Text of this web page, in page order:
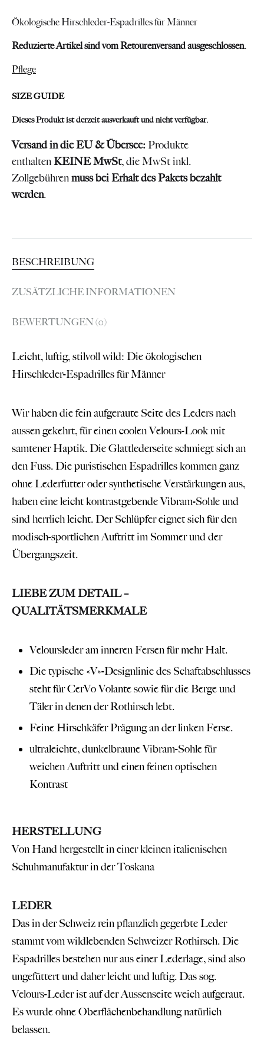
Ökologische Hirschleder-Espadrilles für Männer
Reduzierte Artikel sind vom Retourenversand ausgeschlossen.
Pflege
SIZE GUIDE
Dieses Produkt ist derzeit ausverkauft und nicht verfügbar.
Versand in die EU & Übersee: Produkte
enthaltenKEINE MwSt, die MwSt inkl.
Zollgebührenmuss bei Erhalt des Pakets bezahlt
werden.
BESCHREIBUNG
ZUSÄTZLICHE INFORMATIONEN
BEWERTUNGEN (0)
Leicht, luftig, stilvoll wild: Die ökologischen
Hirschleder-Espadrilles für Männer
Wir haben die fein aufgeraute Seite des Leders nach
aussen gekehrt, für einen coolen Velours-Look mit
samtener Haptik. Die Glattlederseite schmiegt sich an
den Fuss. Die puristischen Espadrilles kommen ganz
ohne Lederfutter oder synthetische Verstärkungen aus,
haben eine leicht kontrastgebende Vibram-Sohle und
sind herrlich leicht. Der Schlüpfer eignet sich für den
modisch-sportlichen Auftritt im Sommer und der
Übergangszeit.
LIEBE ZUM DETAIL –
QUALITÄTSMERKMALE
Veloursleder am inneren Fersen für mehr Halt.
Die typische «V»-Designlinie des Schaftabschlusses
steht für CerVo Volante sowie für die Berge und
Täler in denen der Rothirsch lebt.
Feine Hirschkäfer Prägung an der linken Ferse.
ultraleichte, dunkelbraune Vibram-Sohle für
weichen Auftritt und einen feinen optischen
Kontrast
HERSTELLUNG
Von Hand hergestellt in einer kleinen italienischen
Schuhmanufaktur in der Toskana
LEDER
Das in der Schweiz rein pflanzlich gegerbte Leder
stammt vom wildlebenden Schweizer Rothirsch. Die
Espadrilles bestehen nur aus einer Lederlage, sind also
ungefüttert und daher leicht und luftig. Das sog.
Velours-Leder ist auf der Aussenseite weich aufgeraut.
Es wurde ohne Oberflächenbehandlung natürlich
belassen.